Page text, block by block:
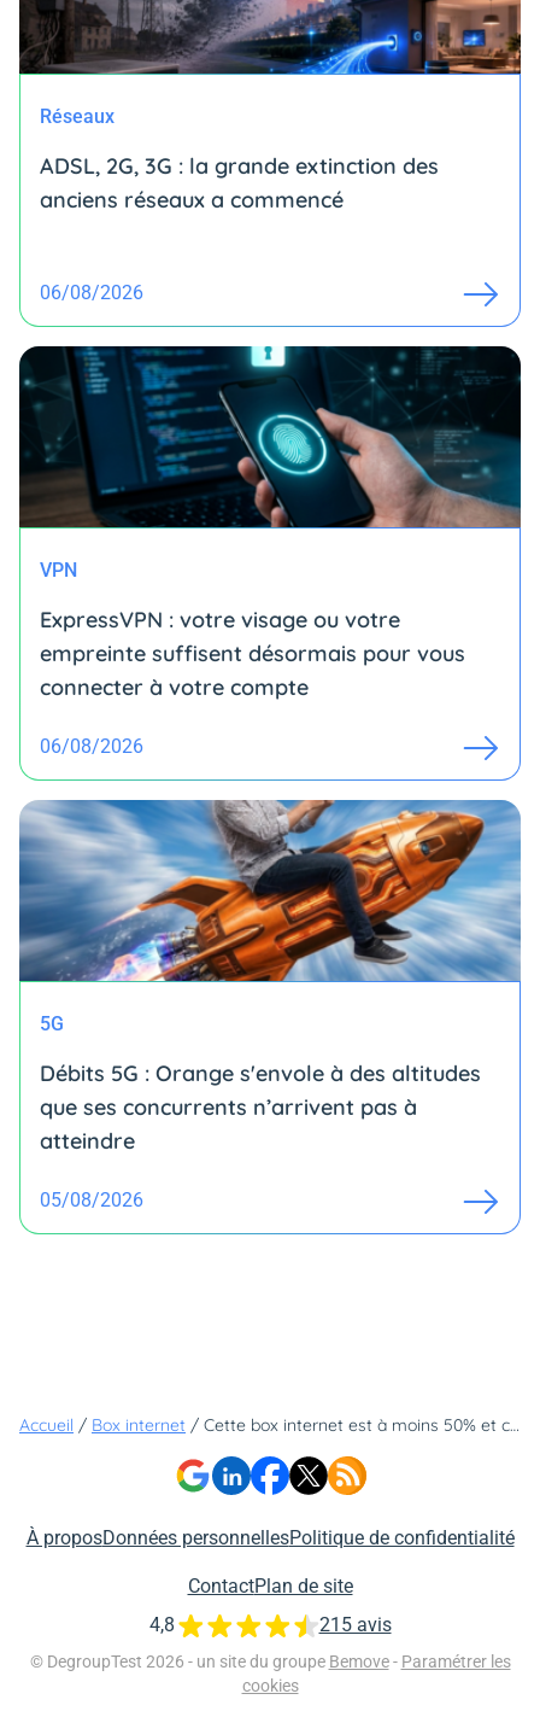
Réseaux
ADSL, 2G, 3G : la grande extinction des
anciens réseaux a commencé
06/08/2026
VPN
ExpressVPN : votre visage ou votre
empreinte suffisent désormais pour vous
connecter à votre compte
06/08/2026
5G
Débits 5G : Orange s'envole à des altitudes
que ses concurrents n’arrivent pas à
atteindre
05/08/2026
Accueil / Box internet / Cette box internet est à moins 50% et c'est bien sûr la moins chère du marché !
À proposDonnées personnellesPolitique de confidentialité
ContactPlan de site
© DegroupTest 2026 - un site du groupe Bemove - Paramétrer les
cookies
4,8 215 avis